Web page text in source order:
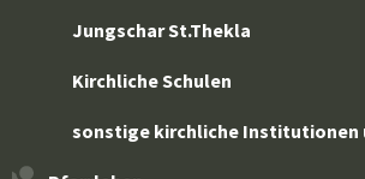
Jungschar St.Thekla
Kirchliche Schulen
sonstige kirchliche Institutionen